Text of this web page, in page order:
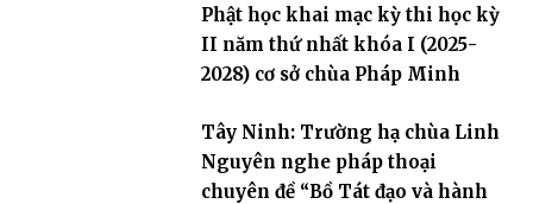
Phật học khai mạc kỳ thi học kỳ
II năm thứ nhất khóa I (2025-
2028) cơ sở chùa Pháp Minh
Tây Ninh: Trường hạ chùa Linh
Nguyên nghe pháp thoại
chuyên đề “Bồ Tát đạo và hành